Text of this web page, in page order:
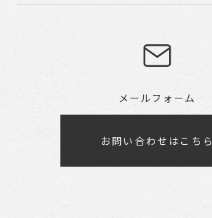
メールフォーム
お問い合わせはこちら